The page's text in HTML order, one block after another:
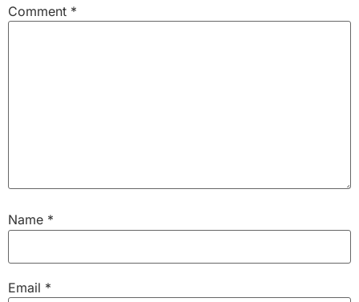
Comment *
Name *
Email *